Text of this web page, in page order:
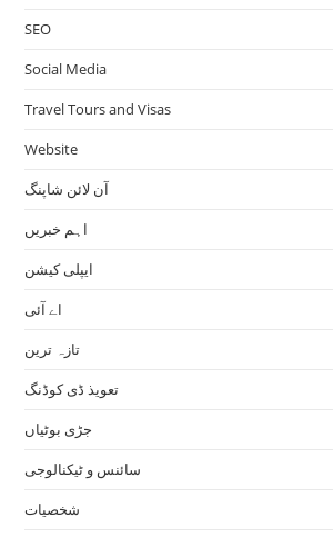
SEO
Social Media
Travel Tours and Visas
Website
آن لائن شاپنگ
اہم خبریں
ایپلی کیشن
اے آئی
تازہ ترین
تعویذ ڈی کوڈنگ
جڑی بوٹیاں
سائنس و ٹیکنالوجی
شخصیات